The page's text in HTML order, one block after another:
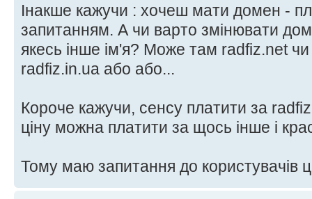
Інакше кажучи : хочеш мати домен -
запитанням. А чи варто змінювати
якесь інше ім'я? Може там radfiz.net
radfiz.in.ua або або...
Короче кажучи, сенсу платити за
ціну можна платити за щось інше і
Тому маю запитання до користувачів